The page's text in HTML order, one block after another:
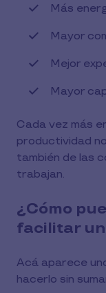
Más
Mayor
Mejor
Mayor
Cada vez más
productividad
también de las
trabajan.
¿Cómo
facilitar
Acá aparece
hacerlo sin